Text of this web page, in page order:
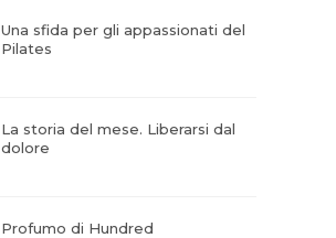
Una sfida per gli appassionati del
Pilates
La storia del mese. Liberarsi dal
dolore
Profumo di Hundred